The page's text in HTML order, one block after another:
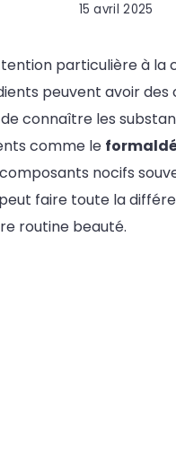
15 avril 2025
particulière à la
peuvent avoir
connaître les
comme le
nocifs
faire toute la
routine beauté.